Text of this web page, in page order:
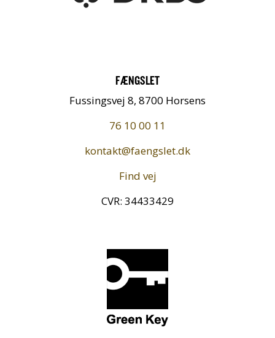
FÆNGSLET
Fussingsvej 8, 8700 Horsens
76 10 00 11
kontakt@faengslet.dk
Find vej
CVR: 34433429